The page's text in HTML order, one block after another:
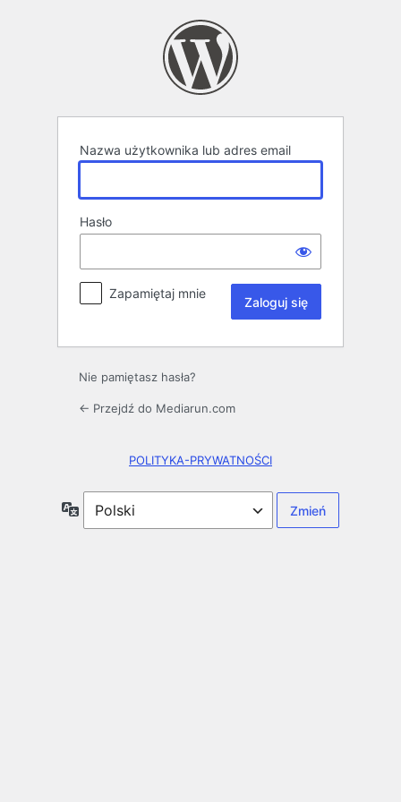
Nazwa użytkownika lub adres email
Hasło
Zapamiętaj mnie
Nie pamiętasz hasła?
← Przejdź do Mediarun.com
POLITYKA-PRYWATNOŚCI
Język